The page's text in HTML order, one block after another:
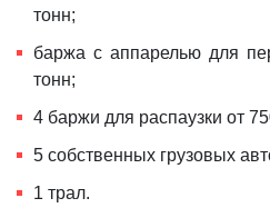
тонн;
баржа с аппарелью для
тонн;
4 баржи для распаузки от
5 собственных грузовых
1 трал.